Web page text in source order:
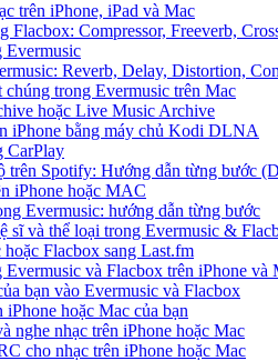
trên iPhone, iPad và Mac
Compressor, Freeverb,
Evermusic
Reverb, Delay, Distortion,
trong Evermusic trên Mac
hoặc Live Music Archive
iPhone bằng máy chủ Kodi DLNA
CarPlay
trên Spotify: Hướng dẫn từng bước
iPhone hoặc MAC
Evermusic: hướng dẫn từng bước
sĩ và thể loại trong Evermusic &
Flacbox sang Last.fm
và Flacbox trên iPhone và
bạn vào Evermusic và Flacbox
hoặc Mac của bạn
nghe nhạc trên iPhone hoặc Mac
cho nhạc trên iPhone hoặc Mac